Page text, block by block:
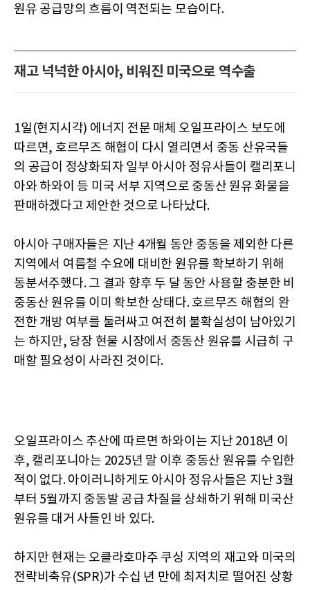
원유 공급망의 흐름이 역전되는 모습이다.
재고 넉넉한 아시아, 비워진 미국으로 역수출
1일(현지시각) 에너지 전문 매체 오일프라이스 보도에
따르면, 호르무즈 해협이 다시 열리면서 중동 산유국들
의 공급이 정상화되자 일부 아시아 정유사들이 캘리포니
아와 하와이 등 미국 서부 지역으로 중동산 원유 화물을
판매하겠다고 제안한 것으로 나타났다.
아시아 구매자들은 지난 4개월 동안 중동을 제외한 다른
지역에서 여름철 수요에 대비한 원유를 확보하기 위해
동분서주했다. 그 결과 향후 두 달 동안 사용할 충분한 비
중동산 원유를 이미 확보한 상태다. 호르무즈 해협의 완
전한 개방 여부를 둘러싸고 여전히 불확실성이 남아있기
는 하지만, 당장 현물 시장에서 중동산 원유를 시급히 구
매할 필요성이 사라진 것이다.
오일프라이스 추산에 따르면 하와이는 지난 2018년 이
후, 캘리포니아는 2025년 말 이후 중동산 원유를 수입한
적이 없다. 아이러니하게도 아시아 정유사들은 지난 3월
부터 5월까지 중동발 공급 차질을 상쇄하기 위해 미국산
원유를 대거 사들인 바 있다.
하지만 현재는 오클라호마주 쿠싱 지역의 재고와 미국의
전략비축유(SPR)가 수십 년 만에 최저치로 떨어진 상황